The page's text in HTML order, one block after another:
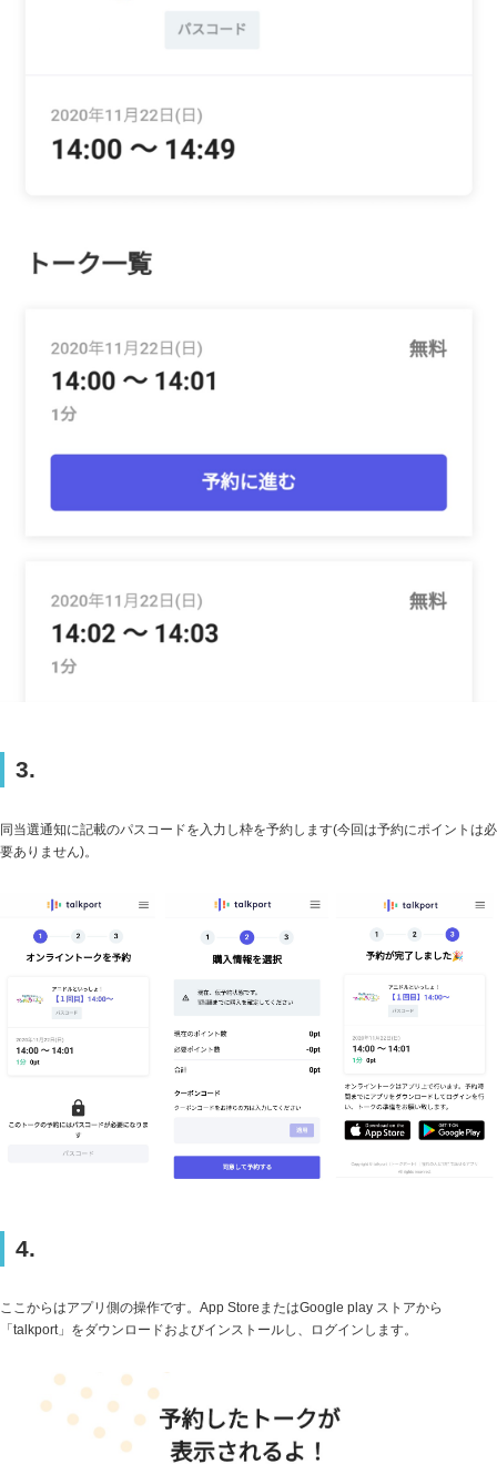
3.
同当選通知に記載のパスコードを入力し枠を予約します(今回は予約にポイントは必
要ありません)。
4.
ここからはアプリ側の操作です。App StoreまたはGoogle play ストアから
「talkport」をダウンロードおよびインストールし、ログインします。